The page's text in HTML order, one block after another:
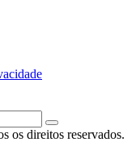
os direitos reservados.